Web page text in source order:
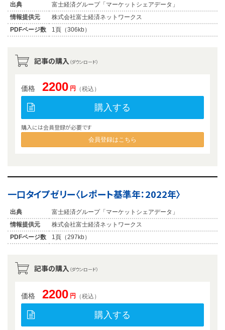
出典
富士経済グループ「マーケットシェアデータ」
情報提供元
株式会社富士経済ネットワークス
PDFページ数
1頁（306kb）
記事の購入 （ダウンロード）
価格 2200 円 （税込）
購入する
購入には会員登録が必要です
会員登録はこちら
一口タイプゼリー〈レポート基準年：2022年〉
出典
富士経済グループ「マーケットシェアデータ」
情報提供元
株式会社富士経済ネットワークス
PDFページ数
1頁（297kb）
記事の購入 （ダウンロード）
価格 2200 円 （税込）
購入する